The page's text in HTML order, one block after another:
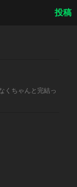
投稿
くちゃんと完結っ